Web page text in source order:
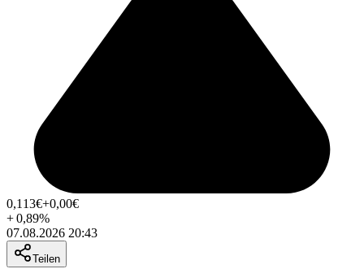
0,113€+0,00€
+0,89%
07.08.2026 20:43
Teilen